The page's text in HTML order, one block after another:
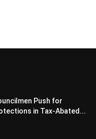
Push for
in Tax-Abated...